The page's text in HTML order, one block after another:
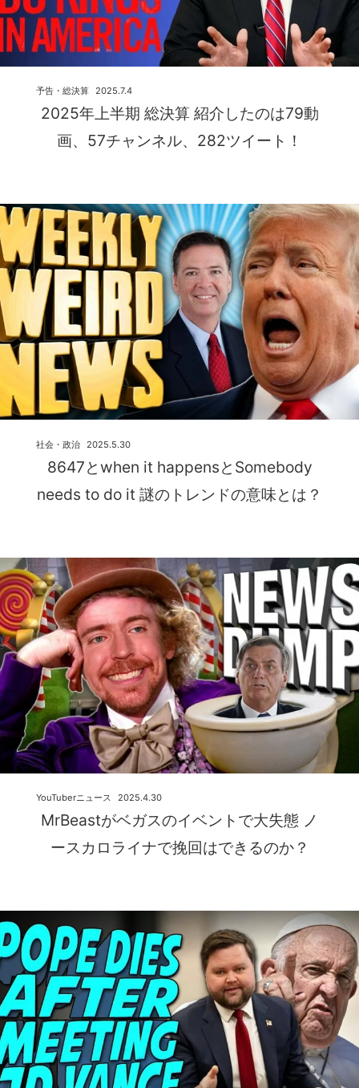
2025年上半期 総決算 紹介したのは79動
画、57チャンネル、282ツイート！
2025.7.4
予告・総決算
8647とwhen it happensとSomebody
needs to do it 謎のトレンドの意味とは？
2025.5.30
社会・政治
MrBeastがベガスのイベントで大失態 ノ
ースカロライナで挽回はできるのか？
2025.4.30
YouTuberニュース